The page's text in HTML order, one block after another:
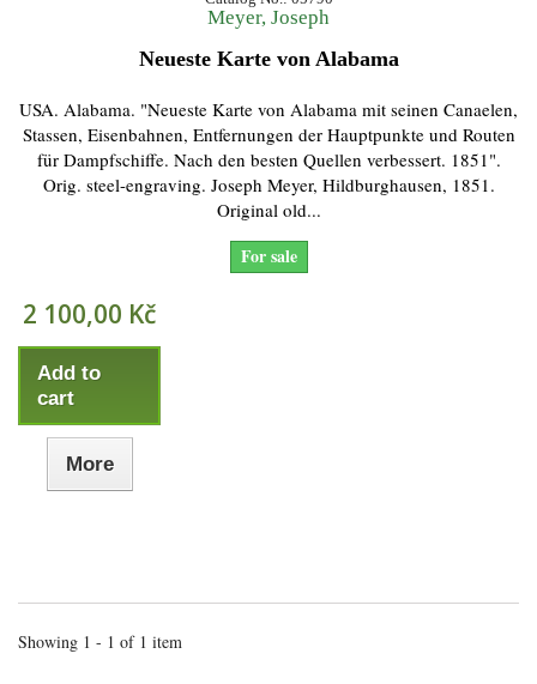
Meyer, Joseph
Neueste Karte von Alabama
USA. Alabama. "Neueste Karte von Alabama mit seinen Canaelen,
Stassen, Eisenbahnen, Entfernungen der Hauptpunkte und Routen
für Dampfschiffe. Nach den besten Quellen verbessert. 1851".
Orig. steel-engraving. Joseph Meyer, Hildburghausen, 1851.
Original old...
For sale
2 100,00 Kč
Add to
cart
More
Showing 1 - 1 of 1 item